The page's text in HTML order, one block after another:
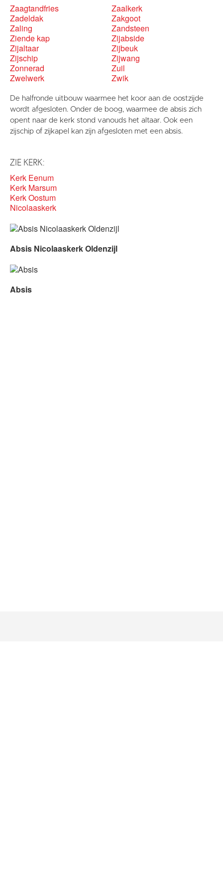
Zaagtandfries
Zaalkerk
Zadeldak
Zakgoot
Zaling
Zandsteen
Ziende kap
Zijabside
Zijaltaar
Zijbeuk
Zijschip
Zijwang
Zonnerad
Zuil
Zwelwerk
Zwik
De halfronde uitbouw waarmee het koor aan de oostzijde
wordt afgesloten. Onder de boog, waarmee de absis zich
opent naar de kerk stond vanouds het altaar. Ook een
zijschip of zijkapel kan zijn afgesloten met een absis.
ZIE KERK:
Kerk Eenum
Kerk Marsum
Kerk Oostum
Nicolaaskerk
Absis Nicolaaskerk Oldenzijl
Absis